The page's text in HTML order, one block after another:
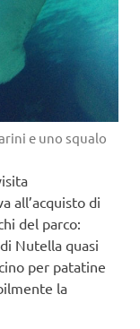
e uno squalo
all’acquisto di
del parco:
Nutella quasi
per patatine
la